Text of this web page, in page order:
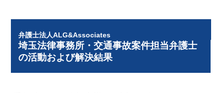
弁護士法人ALG&Associates
埼玉法律事務所・交通事故案件担当弁護士
の活動および解決結果